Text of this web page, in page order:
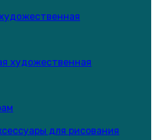
художественная
для рисования